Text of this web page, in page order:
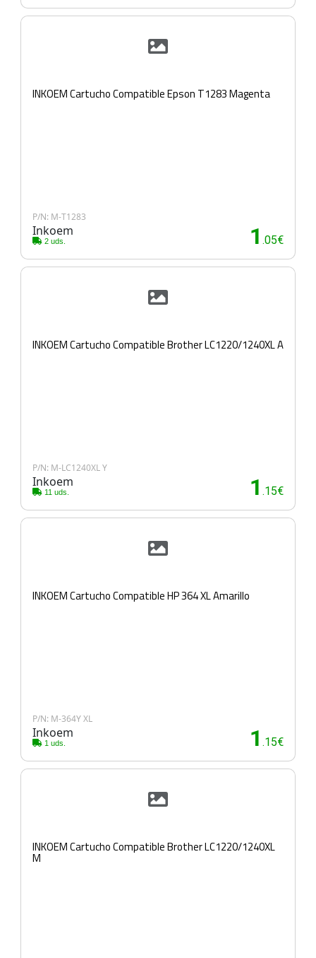
INKOEM Cartucho Compatible Epson T1283 Magenta
P/N: M-T1283
Inkoem
2 uds. 1 .05€
INKOEM Cartucho Compatible Brother LC1220/1240XL A
P/N: M-LC1240XL Y
Inkoem
11 uds. 1 .15€
INKOEM Cartucho Compatible HP 364 XL Amarillo
P/N: M-364Y XL
Inkoem
1 uds. 1 .15€
INKOEM Cartucho Compatible Brother LC1220/1240XL
M